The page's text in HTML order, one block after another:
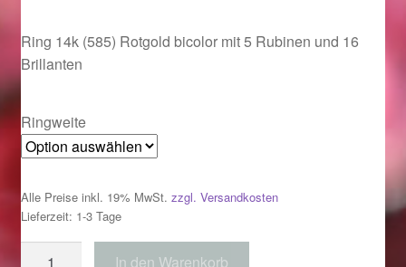
Karneval 2020 – Schmuck zu Fasching & Co.
Kasse
Magisches und Festliches zu Halloween
Ring 14k (585) Rotgold bicolor mit 5 Rubinen und 16
Brillanten
Ringweite
Alle Preise inkl. 19% MwSt. zzgl. Versandkosten
Lieferzeit: 1-3 Tage
In den Warenkorb